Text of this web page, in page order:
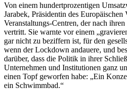
Von einem hundertprozentigen
Jarabek, Präsidentin des Europäischen
Veranstaltungs-Centren, der nach
vertritt. Sie warnte vor einem
gar nicht zu beziffern ist, für den
wenn der Lockdown andauere, und
darüber, dass die Politik in ihrer
Unternehmen und Institutionen ganz
einen Topf geworfen habe: „Ein
ein Schwimmbad.“